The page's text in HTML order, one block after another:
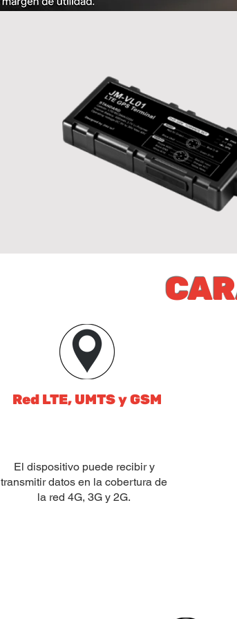
Red LTE, UMTS y GSM
El dispositivo puede recibir y
transmitir datos en la cobertura de
la red 4G, 3G y 2G.